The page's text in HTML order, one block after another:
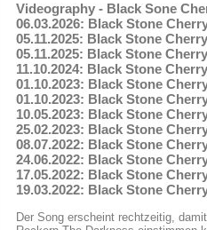
Videography - Black Sone
06.03.2026: Black Stone
05.11.2025: Black Stone
05.11.2025: Black Stone
11.10.2024: Black Stone
01.10.2023: Black Stone
01.10.2023: Black Stone
10.05.2023: Black Stone
25.02.2023: Black Stone
08.07.2022: Black Stone
24.06.2022: Black Stone
17.05.2022: Black Stone
19.03.2022: Black Stone
Der Song erscheint rechtzeitig,